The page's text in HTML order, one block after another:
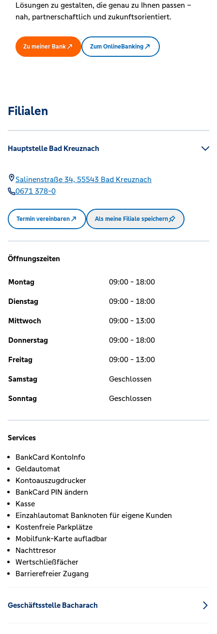
Lösungen zu gestalten, die genau zu Ihnen passen –
nah, partnerschaftlich und zukunftsorientiert.
Zu meiner Bank Zum OnlineBanking
Filialen
Hauptstelle Bad Kreuznach
Salinenstraße 34, 55543 Bad Kreuznach
0671 378-0
Termin vereinbaren Als meine Filiale speichern
Öffnungszeiten
Montag 09:00 - 18:00
Dienstag 09:00 - 18:00
Mittwoch 09:00 - 13:00
Donnerstag 09:00 - 18:00
Freitag 09:00 - 13:00
Samstag Geschlossen
Sonntag Geschlossen
Services
BankCard KontoInfo
Geldautomat
Kontoauszugdrucker
BankCard PIN ändern
Kasse
Einzahlautomat Banknoten für eigene Kunden
Kostenfreie Parkplätze
Mobilfunk-Karte aufladbar
Nachttresor
Wertschließfächer
Barrierefreier Zugang
Geschäftsstelle Bacharach